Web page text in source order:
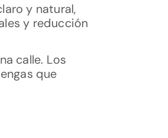
y natural,
y reducción
calle. Los
que